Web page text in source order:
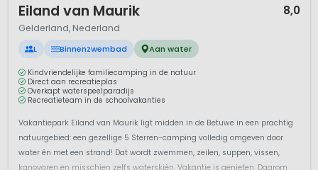
Eiland van Maurik 8,0
Gelderland, Nederland
L Binnenzwembad Aan water
Kindvriendelijke familiecamping in de natuur
Direct aan recreatieplas
Overkapt waterspeelparadijs
Recreatieteam in de schoolvakanties
Vakantiepark Eiland van Maurik ligt midden in de Betuwe in een prachtig
natuurgebied: een gezellige 5 Sterren-camping volledig omgeven door
water én met een strand! Dat wordt zwemmen, zeilen, suppen, vissen,
kanovaren en misschien zelfs waterskiën. Vakantie is genieten. Daarom